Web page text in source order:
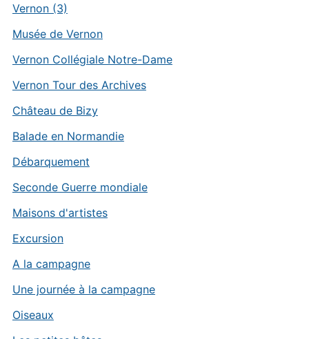
Vernon (3)
Musée de Vernon
Vernon Collégiale Notre-Dame
Vernon Tour des Archives
Château de Bizy
Balade en Normandie
Débarquement
Seconde Guerre mondiale
Maisons d'artistes
Excursion
A la campagne
Une journée à la campagne
Oiseaux